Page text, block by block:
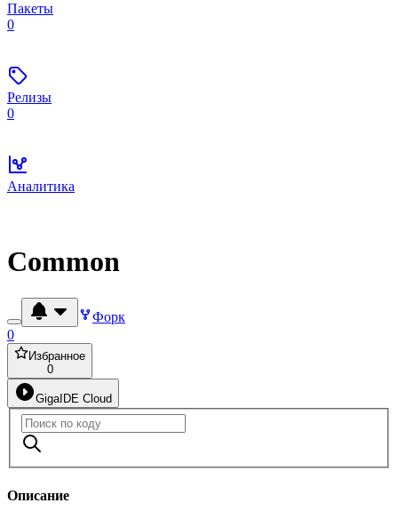
Пакеты
0
Релизы
0
Аналитика
Common
Форк
0
Избранное
0
GigaIDE Cloud
Описание